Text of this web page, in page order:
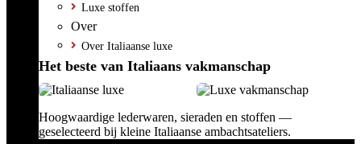
Luxe stoffen
Over
Over Italiaanse luxe
Het beste van Italiaans vakmanschap
Hoogwaardige lederwaren, sieraden en stoffen —
geselecteerd bij kleine Italiaanse ambachtsateliers.